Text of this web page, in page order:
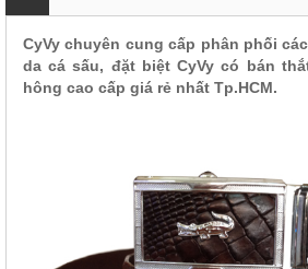
CyVy chuyên cung cấp phân phối
da cá sấu, đặt biệt CyVy có bán
hông cao cấp giá rẻ nhất Tp.HCM.